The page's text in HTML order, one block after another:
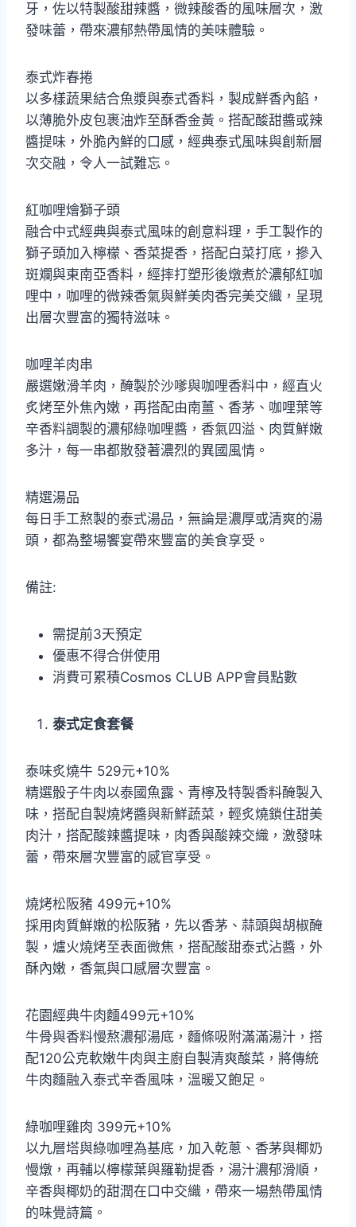
牙，佐以特製酸甜辣醬，微辣酸香的風味層次，激
發味蕾，帶來濃郁熱帶風情的美味體驗。
泰式炸春捲
以多樣蔬果結合魚漿與泰式香料，製成鮮香內餡，
以薄脆外皮包裹油炸至酥香金黃。搭配酸甜醬或辣
醬提味，外脆內鮮的口感，經典泰式風味與創新層
次交融，令人一試難忘。
紅咖哩燴獅子頭
融合中式經典與泰式風味的創意料理，手工製作的
獅子頭加入檸檬、香菜提香，搭配白菜打底，摻入
斑斕與東南亞香料，經摔打塑形後燉煮於濃郁紅咖
哩中，咖哩的微辣香氣與鮮美肉香完美交織，呈現
出層次豐富的獨特滋味。
咖哩羊肉串
嚴選嫩滑羊肉，醃製於沙嗲與咖哩香料中，經直火
炙烤至外焦內嫩，再搭配由南薑、香茅、咖哩葉等
辛香料調製的濃郁綠咖哩醬，香氣四溢、肉質鮮嫩
多汁，每一串都散發著濃烈的異國風情。
精選湯品
每日手工熬製的泰式湯品，無論是濃厚或清爽的湯
頭，都為整場饗宴帶來豐富的美食享受。
備註:
需提前3天預定
優惠不得合併使用
消費可累積Cosmos CLUB APP會員點數
泰式定食套餐
泰味炙燒牛 529元+10%
精選骰子牛肉以泰國魚露、青檸及特製香料醃製入
味，搭配自製燒烤醬與新鮮蔬菜，輕炙燒鎖住甜美
肉汁，搭配酸辣醬提味，肉香與酸辣交織，激發味
蕾，帶來層次豐富的感官享受。
燒烤松阪豬 499元+10%
採用肉質鮮嫩的松阪豬，先以香茅、蒜頭與胡椒醃
製，爐火燒烤至表面微焦，搭配酸甜泰式沾醬，外
酥內嫩，香氣與口感層次豐富。
花園經典牛肉麵499元+10%
牛骨與香料慢熬濃郁湯底，麵條吸附滿滿湯汁，搭
配120公克軟嫩牛肉與主廚自製清爽酸菜，將傳統
牛肉麵融入泰式辛香風味，溫暖又飽足。
綠咖哩雞肉 399元+10%
以九層塔與綠咖哩為基底，加入乾蔥、香茅與椰奶
慢燉，再輔以檸檬葉與羅勒提香，湯汁濃郁滑順，
辛香與椰奶的甜潤在口中交織，帶來一場熱帶風情
的味覺詩篇。